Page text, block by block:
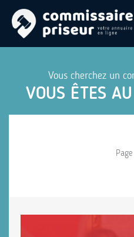
Vous cherchez un
VOUS ÊTES